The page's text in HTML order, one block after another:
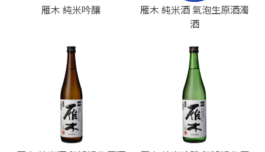
雁木 純米吟釀
雁木 純米酒 氣泡生原酒濁
酒